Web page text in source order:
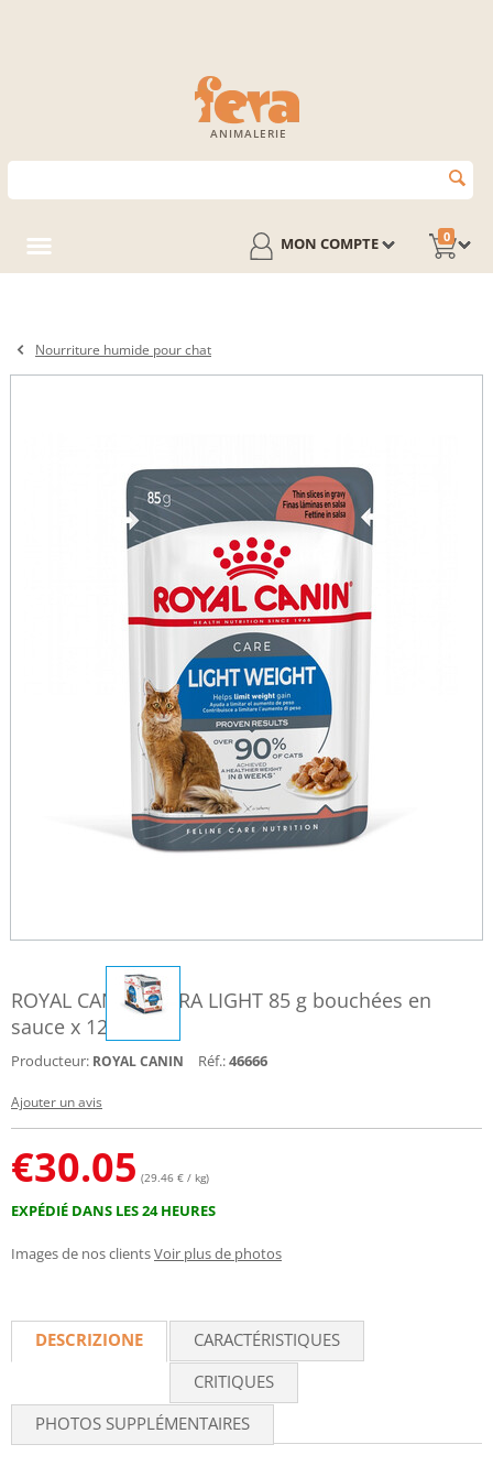
ANIMALERIE
0
MON COMPTE
Nourriture humide pour chat
ROYAL CANIN ULTRA LIGHT 85 g bouchées en
sauce x 12
Producteur: ROYAL CANIN Réf.:46666
Ajouter un avis
€30.05 (29.46 € / kg)
EXPÉDIÉ DANS LES 24 HEURES
Images de nos clientsVoir plus de photos
DESCRIZIONE
CARACTÉRISTIQUES
CRITIQUES
PHOTOS SUPPLÉMENTAIRES